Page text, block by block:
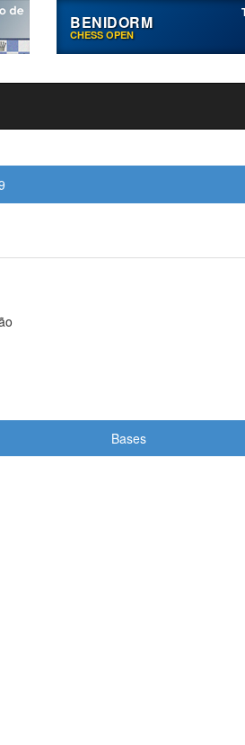
BENIDORM
CHESS OPEN
Bases